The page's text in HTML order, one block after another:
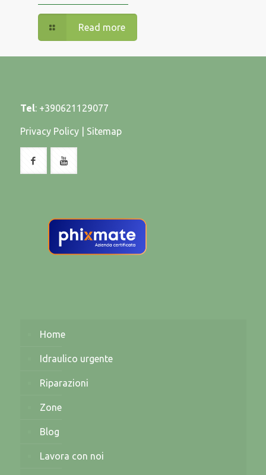
Read more
Tel: +390621129077
Privacy Policy| Sitemap
Home
Idraulico urgente
Riparazioni
Zone
Blog
Lavora con noi